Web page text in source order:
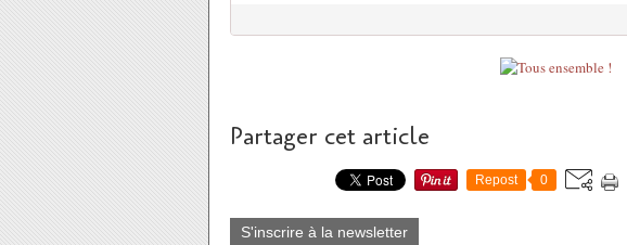
Partager cet article
Repost 0
S'inscrire à la newsletter